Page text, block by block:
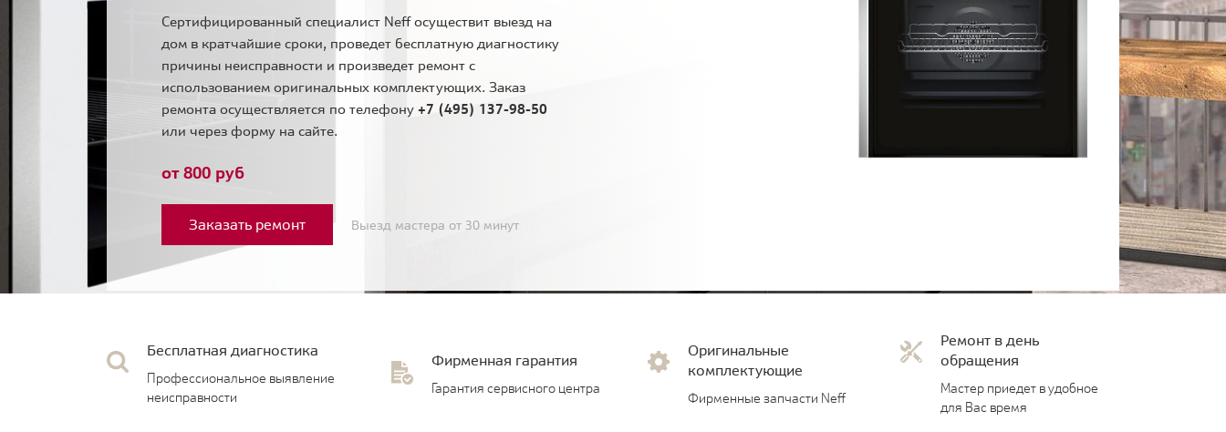
Сертифицированный специалист Neff осуществит выезд на
дом в кратчайшие сроки, проведет бесплатную диагностику
причины неисправности и произведет ремонт с
использованием оригинальных комплектующих. Заказ
ремонта осуществляется по телефону +7 (495) 137-98-50
или через форму на сайте.
от 800 руб
Заказать ремонт Выезд мастера от 30 минут
Бесплатная диагностика
Профессиональное выявление
неисправности
Фирменная гарантия
Гарантия сервисного центра
Оригинальные
комплектующие
Фирменные запчасти Neff
Ремонт в день
обращения
Мастер приедет в удобное
для Вас время